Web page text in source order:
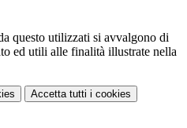
questo utilizzati si avvalgono di
ed utili alle finalità illustrate nella
Accetta tutti i cookies